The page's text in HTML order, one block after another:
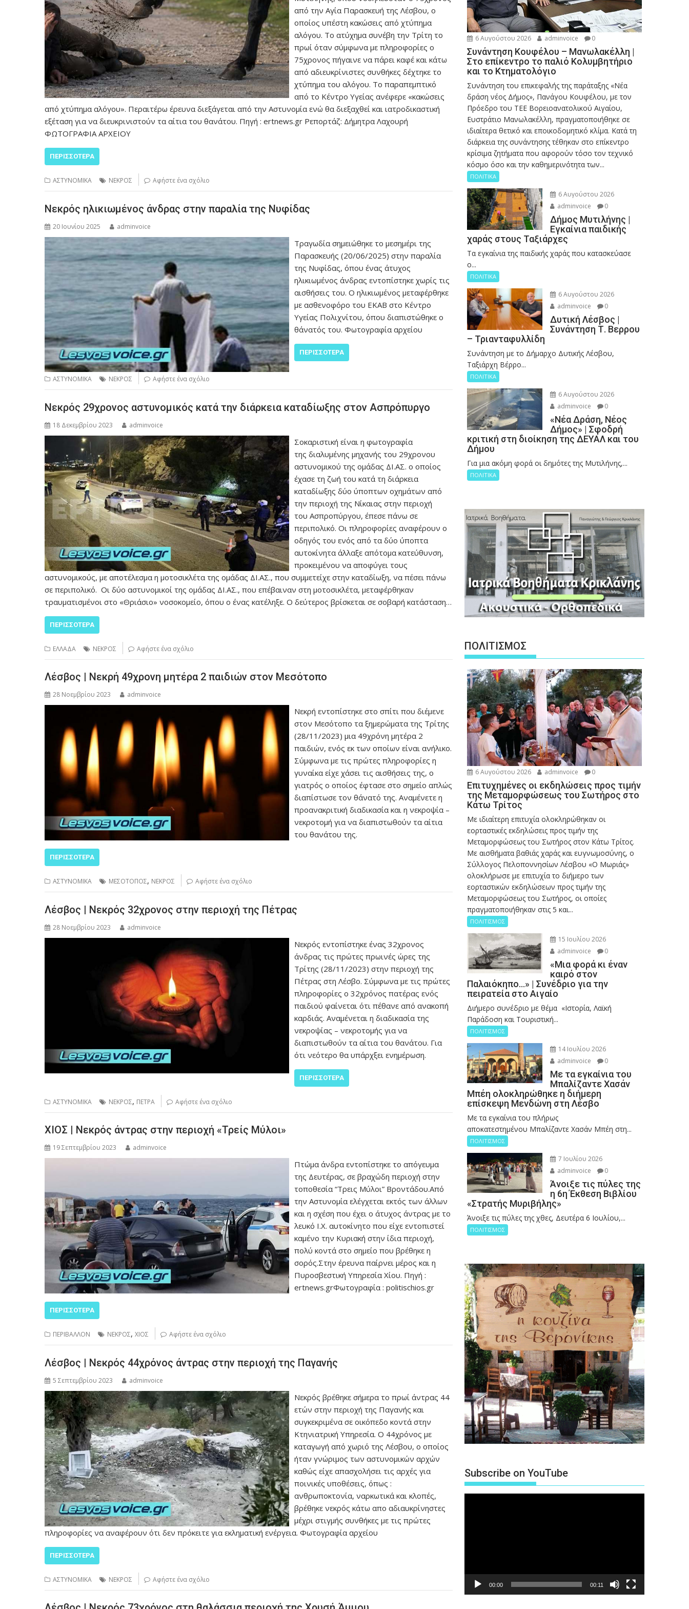
από την Αγία Παρασκευή της Λέσβου, ο
οποίος υπέστη κακώσεις από χτύπημα
αλόγου. Το ατύχημα συνέβη την Τρίτη το
πρωί όταν σύμφωνα με πληροφορίες ο
75χρονος πήγαινε να πάρει καφέ και κάτω
από αδιευκρίνιστες συνθήκες δέχτηκε το
χτύπημα του αλόγου. Το παραπεμπτικό
από το Κέντρο Υγείας ανέφερε «κακώσεις
από χτύπημα αλόγου». Περαιτέρω έρευνα διεξάγεται από την Αστυνομία ενώ θα διεξαχθεί και ιατροδικαστική
εξέταση για να διευκρινιστούν τα αίτια του θανάτου. Πηγή : ertnews.gr Ρεπορτάζ: Δήμητρα Λαχουρή
ΦΩΤΟΓΡΑΦΙΑ ΑΡΧΕΙΟΥ
ΠΕΡΙΣΣΌΤΕΡΑ
ΑΣΤΥΝΟΜΙΚΑ ΝΕΚΡΟΣ Αφήστε ένα σχόλιο
Νεκρός ηλικιωμένος άνδρας στην παραλία της Νυφίδας
20 Ιουνίου 2025 adminvoice
Τραγωδία σημειώθηκε το μεσημέρι της
Παρασκευής (20/06/2025) στην παραλία
της Νυφίδας, όπου ένας άτυχος
ηλικιωμένος άνδρας εντοπίστηκε χωρίς τις
αισθήσεις του. Ο ηλικιωμένος μεταφέρθηκε
με ασθενοφόρο του ΕΚΑΒ στο Κέντρο
Υγείας Πολιχνίτου, όπου διαπιστώθηκε ο
θάνατός του. Φωτογραφία αρχείου
ΠΕΡΙΣΣΌΤΕΡΑ
ΑΣΤΥΝΟΜΙΚΑ ΝΕΚΡΟΣ Αφήστε ένα σχόλιο
Νεκρός 29χρονος αστυνομικός κατά την διάρκεια καταδίωξης στον Ασπρόπυργο
18 Δεκεμβρίου 2023 adminvoice
Σοκαριστική είναι η φωτογραφία
της διαλυμένης μηχανής του 29χρονου
αστυνομικού της ομάδας ΔΙ.ΑΣ. ο οποίος
έχασε τη ζωή του κατά τη διάρκεια
καταδίωξης δύο ύποπτων οχημάτων από
την περιοχή της Νίκαιας στην περιοχή
του Ασπροπύργου, έπεσε πάνω σε
περιπολικό. Οι πληροφορίες αναφέρουν ο
οδηγός του ενός από τα δύο ύποπτα
αυτοκίνητα άλλαξε απότομα κατεύθυνση,
προκειμένου να αποφύγει τους
αστυνομικούς, με αποτέλεσμα η μοτοσικλέτα της ομάδας ΔΙ.ΑΣ., που συμμετείχε στην καταδίωξη, να πέσει πάνω
σε περιπολικό. Οι δύο αστυνομικοί της ομάδας ΔΙ.ΑΣ., που επέβαιναν στη μοτοσικλέτα, μεταφέρθηκαν
τραυματισμένοι στο «Θριάσιο» νοσοκομείο, όπου ο ένας κατέληξε. Ο δεύτερος βρίσκεται σε σοβαρή κατάσταση…
ΠΕΡΙΣΣΌΤΕΡΑ
ΕΛΛΑΔΑ ΝΕΚΡΟΣ Αφήστε ένα σχόλιο
Λέσβος | Νεκρή 49χρονη μητέρα 2 παιδιών στον Μεσότοπο
28 Νοεμβρίου 2023 adminvoice
Νεκρή εντοπίστηκε στο σπίτι που διέμενε
στον Μεσότοπο τα ξημερώματα της Τρίτης
(28/11/2023) μια 49χρόνη μητέρα 2
παιδιών, ενός εκ των οποίων είναι ανήλικο.
Σύμφωνα με τις πρώτες πληροφορίες η
γυναίκα είχε χάσει τις αισθήσεις της, ο
γιατρός ο οποίος έφτασε στο σημείο απλώς
διαπίστωσε τον θάνατό της. Αναμένετε η
προανακριτική διαδικασία και η νεκροψία –
νεκροτομή για να διαπιστωθούν τα αίτια
του θανάτου της.
ΠΕΡΙΣΣΌΤΕΡΑ
ΑΣΤΥΝΟΜΙΚΑ ΜΕΣΟΤΟΠΟΣ, ΝΕΚΡΟΣ Αφήστε ένα σχόλιο
Λέσβος | Νεκρός 32χρονος στην περιοχή της Πέτρας
28 Νοεμβρίου 2023 adminvoice
Νεκρός εντοπίστηκε ένας 32χρονος
άνδρας τις πρώτες πρωινές ώρες της
Τρίτης (28/11/2023) στην περιοχή της
Πέτρας στη Λέσβο. Σύμφωνα με τις πρώτες
πληροφορίες ο 32χρόνος πατέρας ενός
παιδιού φαίνεται ότι πέθανε από ανακοπή
καρδιάς. Αναμένεται η διαδικασία της
νεκροψίας – νεκροτομής για να
διαπιστωθούν τα αίτια του θανάτου. Για
ότι νεότερο θα υπάρχξει ενημέρωση.
ΠΕΡΙΣΣΌΤΕΡΑ
ΑΣΤΥΝΟΜΙΚΑ ΝΕΚΡΟΣ, ΠΕΤΡΑ Αφήστε ένα σχόλιο
ΧΙΟΣ | Νεκρός άντρας στην περιοχή «Τρείς Μύλοι»
19 Σεπτεμβρίου 2023 adminvoice
Πτώμα άνδρα εντοπίστηκε το απόγευμα
της Δευτέρας, σε βραχώδη περιοχή στην
τοποθεσία “Τρεις Μύλοι” Βροντάδου.Από
την Αστυνομία ελέγχεται εκτός των άλλων
και η σχέση που έχει ο άτυχος άντρας με το
λευκό Ι.Χ. αυτοκίνητο που είχε εντοπιστεί
καμένο την Κυριακή στην ίδια περιοχή,
πολύ κοντά στο σημείο που βρέθηκε η
σορός.Στην έρευνα παίρνει μέρος και η
Πυροσβεστική Υπηρεσία Χίου. Πηγή :
ertnews.grΦωτογραφία : politischios.gr
ΠΕΡΙΣΣΌΤΕΡΑ
ΠΕΡΙΒΑΛΛΟΝ ΝΕΚΡΟΣ, ΧΙΟΣ Αφήστε ένα σχόλιο
Λέσβος | Νεκρός 44χρόνος άντρας στην περιοχή της Παγανής
5 Σεπτεμβρίου 2023 adminvoice
Νεκρός βρέθηκε σήμερα το πρωί άντρας 44
ετών στην περιοχή της Παγανής και
συγκεκριμένα σε οικόπεδο κοντά στην
Κτηνιατρική Υπηρεσία. Ο 44χρόνος με
καταγωγή από χωριό της Λέσβου, ο οποίος
ήταν γνώριμος των αστυνομικών αρχών
καθώς είχε απασχολήσει τις αρχές για
ποινικές υποθέσεις, όπως :
ανθρωποκτονία, ναρκωτικά και κλοπές,
βρέθηκε νεκρός κάτω απο αδιαυκρίνηστες
μέχρι στιγμής συνθήκες με τις πρώτες
πληροφορίες να αναφέρουν ότι δεν πρόκειτε για εκληματική ενέργεια. Φωτογραφία αρχείου
ΠΕΡΙΣΣΌΤΕΡΑ
ΑΣΤΥΝΟΜΙΚΑ ΝΕΚΡΟΣ Αφήστε ένα σχόλιο
6 Αυγούστου 2026 adminvoice 0
Συνάντηση Κουφέλου – Μανωλακέλλη |
Στο επίκεντρο το παλιό Κολυμβητήριο
και το Κτηματολόγιο
Συνάντηση του επικεφαλής της παράταξης «Νέα
δράση νέος Δήμος», Πανάγου Κουφέλου, με τον
Πρόεδρο του ΤΕΕ Βορειοανατολικού Αιγαίου,
Ευστράτιο Μανωλακέλλη, πραγματοποιήθηκε σε
ιδιαίτερα θετικό και εποικοδομητικό κλίμα. Κατά τη
διάρκεια της συνάντησης τέθηκαν στο επίκεντρο
κρίσιμα ζητήματα που αφορούν τόσο τον τεχνικό
κόσμο όσο και την καθημερινότητα των...
ΠΟΛΙΤΙΚΑ
6 Αυγούστου 2026
adminvoice
0
Δήμος Μυτιλήνης |
Εγκαίνια παιδικής
χαράς στους Ταξιάρχες
Tα εγκαίνια της παιδικής χαράς που κατασκεύασε
ο...
ΠΟΛΙΤΙΚΑ
6 Αυγούστου 2026
adminvoice
0
Δυτική Λέσβος |
Συνάντηση Τ. Βερρου
– Τριανταφυλλίδη
Συνάντηση με το Δήμαρχο Δυτικής Λέσβου,
Ταξιάρχη Βέρρο...
ΠΟΛΙΤΙΚΑ
6 Αυγούστου 2026
adminvoice
0
«Νέα Δράση, Νέος
Δήμος» | Σφοδρή
κριτική στη διοίκηση της ΔΕΥΑΛ και του
Δήμου
Για μια ακόμη φορά οι δημότες της Μυτιλήνης,...
ΠΟΛΙΤΙΚΑ
ΠΟΛΙΤΙΣΜΟΣ
6 Αυγούστου 2026 adminvoice 0
Επιτυχημένες οι εκδηλώσεις προς τιμήν
της Μεταμορφώσεως του Σωτήρος στο
Κάτω Τρίτος
Με ιδιαίτερη επιτυχία ολοκληρώθηκαν οι
εορταστικές εκδηλώσεις προς τιμήν της
Μεταμορφώσεως του Σωτήρος στον Κάτω Τρίτος.
Με αισθήματα βαθιάς χαράς και ευγνωμοσύνης, ο
Σύλλογος Πελοποννησίων Λέσβου «Ο Μωριάς»
ολοκλήρωσε με επιτυχία το διήμερο των
εορταστικών εκδηλώσεων προς τιμήν της
Μεταμορφώσεως του Σωτήρος, οι οποίες
πραγματοποιήθηκαν στις 5 και...
ΠΟΛΙΤΙΣΜΟΣ
15 Ιουλίου 2026
adminvoice
0
«Μια φορά κι έναν
καιρό στον
Παλαιόκηπο…» | Συνέδριο για την
πειρατεία στο Αιγαίο
Διήμερο συνέδριο με θέμα «Ιστορία, Λαϊκή
Παράδοση και Τουριστική...
ΠΟΛΙΤΙΣΜΟΣ
14 Ιουλίου 2026
adminvoice
0
Με τα εγκαίνια του
Μπαλίζαντε Χασάν
Μπέη ολοκληρώθηκε η διήμερη
επίσκεψη Μενδώνη στη Λέσβο
Με τα εγκαίνια του πλήρως
αποκατεστημένου Μπαλίζαντε Χασάν Μπέη στη...
ΠΟΛΙΤΙΣΜΟΣ
7 Ιουλίου 2026
adminvoice
0
Άνοιξε τις πύλες της
η 6η Έκθεση Βιβλίου
«Στρατής Μυριβήλης»
Άνοιξε τις πύλες της χθες, Δευτέρα 6 Ιουλίου,...
ΠΟΛΙΤΙΣΜΟΣ
Subscribe on YouTube
00:00 00:11